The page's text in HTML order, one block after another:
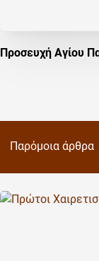
Προσευχή Αγίου
Παρόμοια άρθρα